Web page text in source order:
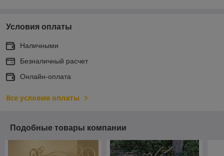
Условия оплаты
Наличными
Безналичный расчет
Онлайн-оплата
Все условия оплаты
Подобные товары компании